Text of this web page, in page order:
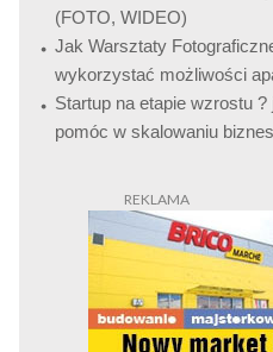
(FOTO, WIDEO)
Jak Warsztaty
wykorzystać możliwości
Startup na etapie wzrostu
pomóc w skalowaniu